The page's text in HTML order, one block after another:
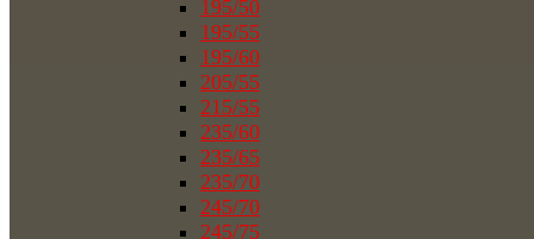
195/50
195/55
195/60
205/55
215/55
235/60
235/65
235/70
245/70
245/75